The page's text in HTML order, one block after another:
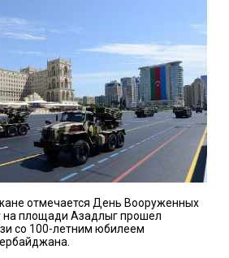
отмечается День Вооруженных
на площади Азадлыг прошел
со 100-летним юбилеем